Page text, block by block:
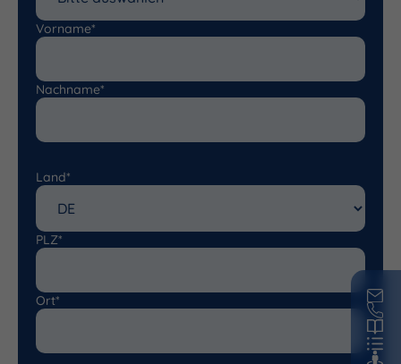
Vorname*
Nachname*
Land*
PLZ*
Ort*